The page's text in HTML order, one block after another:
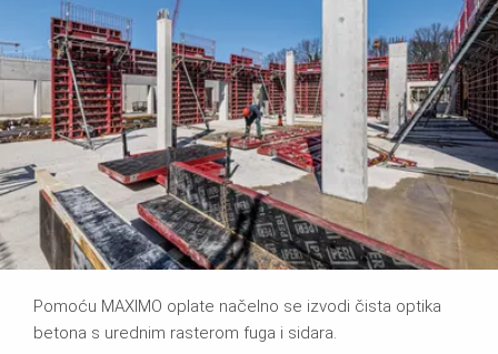
Pomoću MAXIMO oplate načelno se izvodi čista optika
betona s urednim rasterom fuga i sidara.